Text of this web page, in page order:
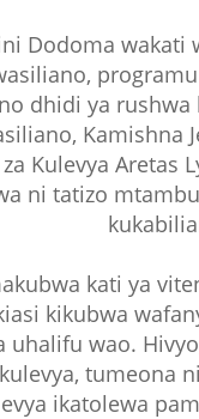
Dodoma wakati
dhidi ya
Kamishna
Kulevya Aretas
ni tatizo
kati ya
kikubwa
uhalifu wao.
tumeona
ikatolewa